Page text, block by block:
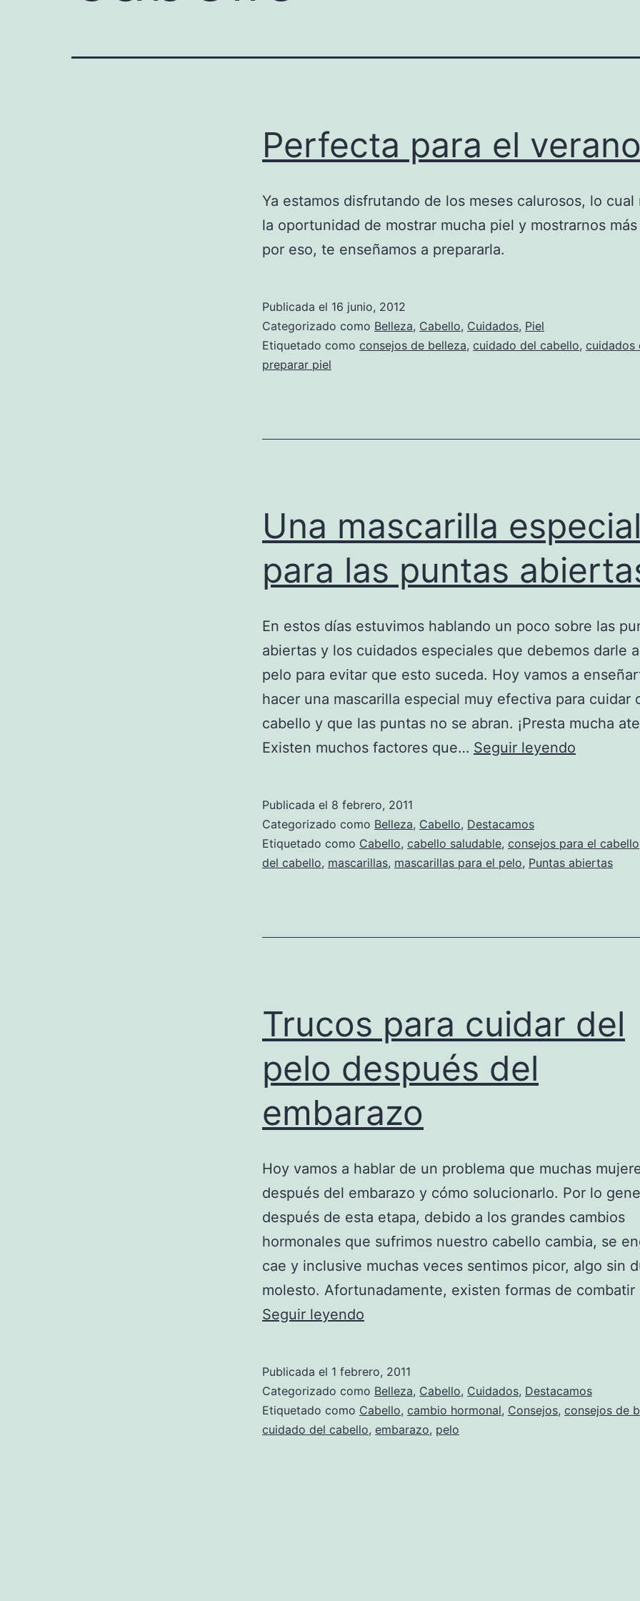
Perfecta para el verano
Ya estamos disfrutando de los meses calurosos, lo cual
la oportunidad de mostrar mucha piel y mostrarnos más
por eso, te enseñamos a prepararla.
Publicada el 16 junio, 2012
Categorizado como Belleza, Cabello, Cuidados, Piel
Etiquetado como consejos de belleza, cuidado del cabello, cuidados
preparar piel
Una mascarilla especial
para las puntas
En estos días estuvimos hablando un poco sobre las
abiertas y los cuidados especiales que debemos darle
pelo para evitar que esto suceda. Hoy vamos a
hacer una mascarilla especial muy efectiva para cuidar
cabello y que las puntas no se abran. ¡Presta mucha
Existen muchos factores que… Seguir leyendo
las
puntas
Publicada el 8 febrero, 2011
Categorizado como Belleza, Cabello, Destacamos
Etiquetado como Cabello, cabello saludable, consejos para el cabello
del cabello, mascarillas, mascarillas para el pelo, Puntas abiertas
Trucos para cuidar del
pelo después del
embarazo
Hoy vamos a hablar de un problema que muchas
después del embarazo y cómo solucionarlo. Por lo
después de esta etapa, debido a los grandes cambios
hormonales que sufrimos nuestro cabello cambia, se
cae y inclusive muchas veces sentimos picor, algo sin
molesto. Afortunadamente, existen formas de
Seguir leyendo
del
pelo
después
Publicada el 1 febrero, 2011
Categorizado como Belleza, Cabello, Cuidados, Destacamos
Etiquetado como Cabello, cambio hormonal, Consejos, consejos de
cuidado del cabello, embarazo, pelo